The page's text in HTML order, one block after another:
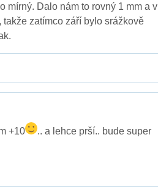
mírný. Dalo nám to rovný 1 mm a v
zatímco září bylo srážkově
+10
.. a lehce prší.. bude super